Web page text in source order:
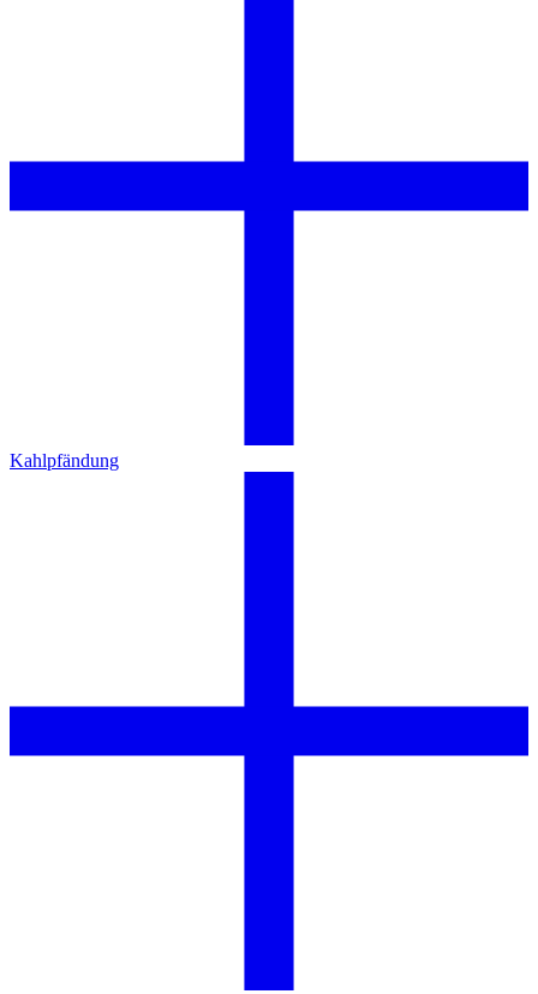
Kahlpfändung